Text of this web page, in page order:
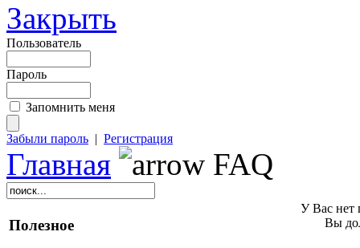
Закрыть
Пользователь
Пароль
Запомнить меня
Забыли пароль | Регистрация
Главная FAQ
Полезное
У Вас нет
Вы